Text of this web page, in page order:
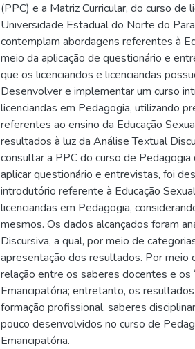
(PPC) e a Matriz Curricular, do curso de
Universidade Estadual do Norte do
contemplam abordagens referentes à
meio da aplicação de questionário e
que os licenciandos e licenciandas
Desenvolver e implementar um curso
licenciandas em Pedagogia, utilizando
referentes ao ensino da Educação
resultados à luz da Análise Textual
consultar a PPC do curso de Pedagogia
aplicar questionário e entrevistas, foi
introdutório referente à Educação
licenciandas em Pedagogia,
mesmos. Os dados alcançados foram
Discursiva, a qual, por meio de
apresentação dos resultados. Por
relação entre os saberes docentes e os
Emancipatória; entretanto, os
formação profissional, saberes
pouco desenvolvidos no curso de
Emancipatória.